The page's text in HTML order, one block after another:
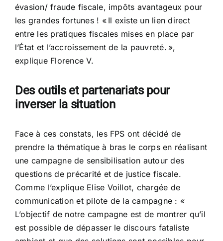
évasion/ fraude fiscale, impôts avantageux pour
les grandes fortunes ! « Il existe un lien direct
entre les pratiques fiscales mises en place par
l’État et l’accroissement de la pauvreté. »,
explique Florence V.
Des outils et partenariats pour
inverser la situation
Face à ces constats, les FPS ont décidé de
prendre la thématique à bras le corps en réalisant
une campagne de sensibilisation autour des
questions de précarité et de justice fiscale.
Comme l’explique Elise Voillot, chargée de
communication et pilote de la campagne : «
L’objectif de notre campagne est de montrer qu’il
est possible de dépasser le discours fataliste